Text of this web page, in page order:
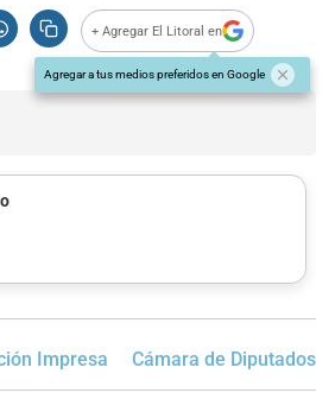
+ Agregar El Litoral en
Agregar a tus medios preferidos en Google
Impresa Cámara de Diputados